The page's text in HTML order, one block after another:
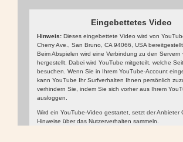
Eingebettetes Video
Hinweis:Dieses eingebettete Video wird von
Cherry Ave., San Bruno, CA 94066, USA bereitgestellt.
Beim Abspielen wird eine Verbindung zu den Servern
hergestellt. Dabei wird YouTube mitgeteilt, welche
besuchen. Wenn Sie in Ihrem YouTube-Account
kann YouTube Ihr Surfverhalten Ihnen persönlich
verhindern Sie, indem Sie sich vorher aus Ihrem
ausloggen.
Wird ein YouTube-Video gestartet, setzt der Anbieter
Hinweise über das Nutzerverhalten sammeln.